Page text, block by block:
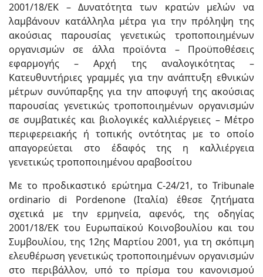
2001/18/ΕΚ – Δυνατότητα των κρατών μελών να
λαμβάνουν κατάλληλα μέτρα για την πρόληψη της
ακούσιας παρουσίας γενετικώς τροποποιημένων
οργανισμών σε άλλα προϊόντα – Προϋποθέσεις
εφαρμογής – Αρχή της αναλογικότητας –
Κατευθυντήριες γραμμές για την ανάπτυξη εθνικών
μέτρων συνύπαρξης για την αποφυγή της ακούσιας
παρουσίας γενετικώς τροποποιημένων οργανισμών
σε συμβατικές και βιολογικές καλλιέργειες – Μέτρο
περιφερειακής ή τοπικής οντότητας με το οποίο
απαγορεύεται στο έδαφός της η καλλιέργεια
γενετικώς τροποποιημένου αραβοσίτου
Με το προδικαστικό ερώτημα C-24/21, το Tribunale
οrdinario di Pordenone (Ιταλία) έθεσε ζητήματα
σχετικά με την ερμηνεία, αφενός, της οδηγίας
2001/18/ΕΚ του Ευρωπαϊκού Κοινοβουλίου και του
Συμβουλίου, της 12ης Μαρτίου 2001, για τη σκόπιμη
ελευθέρωση γενετικώς τροποποιημένων οργανισμών
στο περιβάλλον, υπό το πρίσμα του κανονισμού